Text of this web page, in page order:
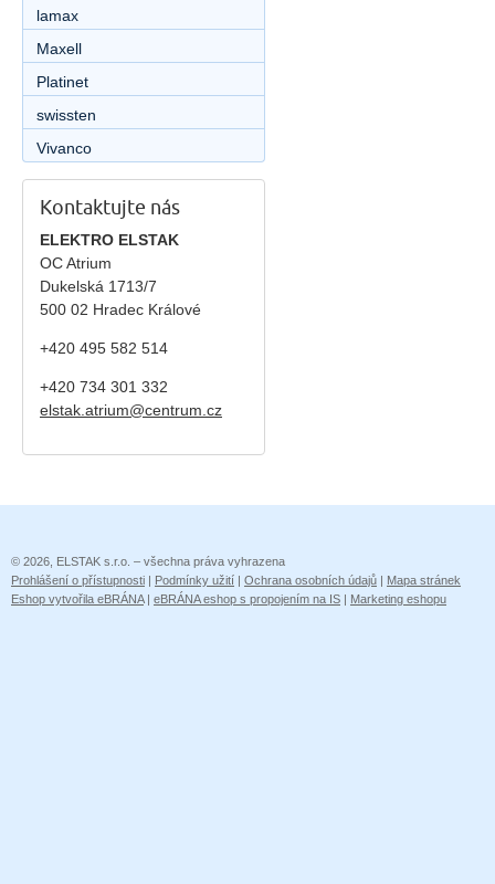
lamax
Maxell
Platinet
swissten
Vivanco
Kontaktujte nás
ELEKTRO ELSTAK
OC Atrium
Dukelská 1713/7
500 02 Hradec Králové
+420 495 582 514
+420 734 301 332
elstak.atrium@centrum.cz
© 2026, ELSTAK s.r.o. – všechna práva vyhrazena
Prohlášení o přístupnosti | Podmínky užití | Ochrana osobních údajů | Mapa stránek
Eshop vytvořila eBRÁNA| eBRÁNA eshop s propojením na IS | Marketing eshopu